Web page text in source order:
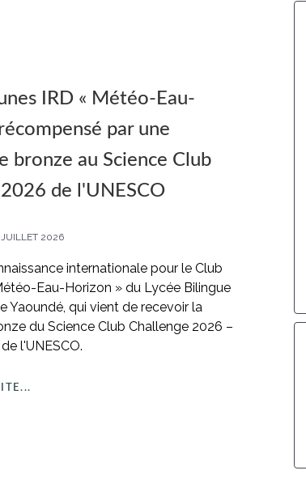
IRD « Météo-Eau-
par une
bronze au Science Club
de l'UNESCO
2026
internationale pour le Club
Eau-Horizon » du Lycée Bilingue
Yaoundé, qui vient de recevoir la
du Science Club Challenge 2026 –
l'UNESCO.